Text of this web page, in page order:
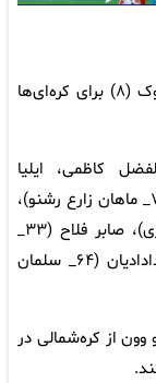
مهدی صحنه (۲۴) برای ایران و چوئه چونگ هیوک (۸) برای کره‌ای‌ها
کاظمی، ایلیا
هیجانی، محمدرضا یوسفی، عرفان یوسف‌زاده (۷۴_ ماهان زارع رشنو)،
مهدی صحنه، ماهان علیپور (۷۴_ مرتضی سواری)، صابر فلاح (۳۳_
احسان خردپیشه)، امید قره چماقلو و عرفان خدادادیان (۶۴_ سلمان
وون از کره‌شمالی در